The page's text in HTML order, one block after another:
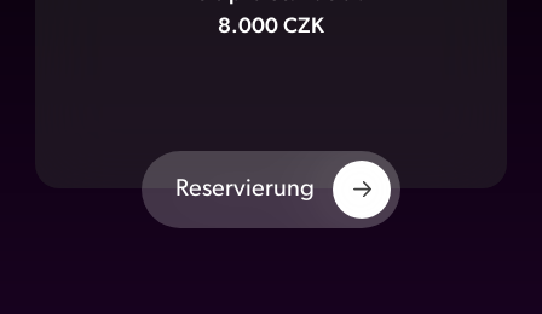
8.000 CZK
Reservierung